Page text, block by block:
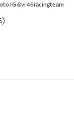
IG @vr46racingteam